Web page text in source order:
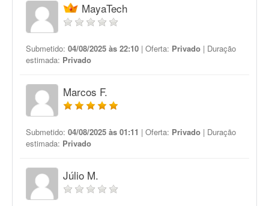
MayaTech
Submetido: 04/08/2025 às 22:10 | Oferta: Privado | Duração
estimada: Privado
Marcos F.
Submetido: 04/08/2025 às 01:11 | Oferta: Privado | Duração
estimada: Privado
Júlio M.